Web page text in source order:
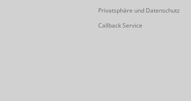
Privatsphäre und Datenschutz
Callback Service